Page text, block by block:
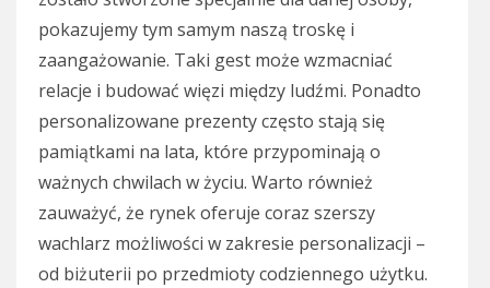
pokazujemy tym samym naszą troskę i
zaangażowanie. Taki gest może wzmacniać
relacje i budować więzi między ludźmi. Ponadto
personalizowane prezenty często stają się
pamiątkami na lata, które przypominają o
ważnych chwilach w życiu. Warto również
zauważyć, że rynek oferuje coraz szerszy
wachlarz możliwości w zakresie personalizacji –
od biżuterii po przedmioty codziennego użytku.